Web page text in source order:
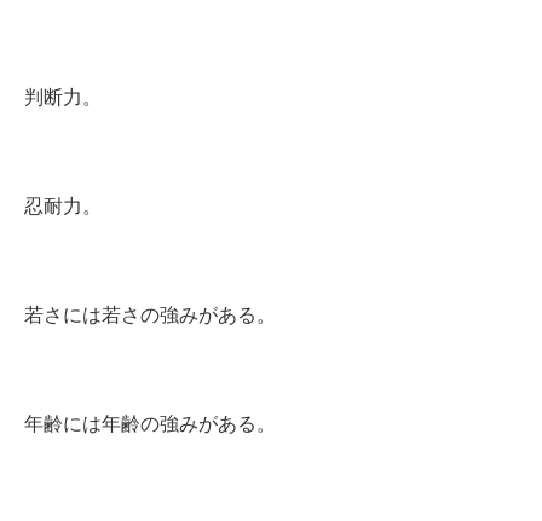
判断力。
忍耐力。
若さには若さの強みがある。
年齢には年齢の強みがある。